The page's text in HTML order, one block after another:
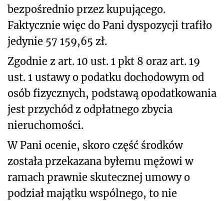
bezpośrednio przez kupującego.
Faktycznie więc do Pani dyspozycji trafiło
jedynie 57 159,65 zł.
Zgodnie z art. 10 ust. 1 pkt 8 oraz art. 19
ust. 1 ustawy o podatku dochodowym od
osób fizycznych, podstawą opodatkowania
jest przychód z odpłatnego zbycia
nieruchomości.
W Pani ocenie, skoro część środków
została przekazana byłemu mężowi w
ramach prawnie skutecznej umowy o
podział majątku wspólnego, to nie